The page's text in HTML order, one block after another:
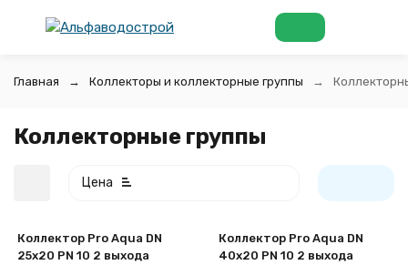
Главная Коллекторы и коллекторные группы
Коллекторные группы
Цена
Коллектор Pro Aqua DN
25х20 PN 10 2 выхода
Коллектор Pro Aqua DN
40х20 PN 10 2 выхода